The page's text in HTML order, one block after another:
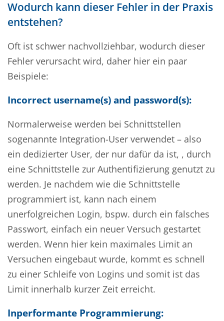
Wodurch kann dieser Fehler in der Praxis
entstehen?
Oft ist schwer nachvollziehbar, wodurch dieser
Fehler verursacht wird, daher hier ein paar
Beispiele:
Incorrect username(s) and password(s):
Normalerweise werden bei Schnittstellen
sogenannte Integration-User verwendet – also
ein dedizierter User, der nur dafür da ist, , durch
eine Schnittstelle zur Authentifizierung genutzt zu
werden. Je nachdem wie die Schnittstelle
programmiert ist, kann nach einem
unerfolgreichen Login, bspw. durch ein falsches
Passwort, einfach ein neuer Versuch gestartet
werden. Wenn hier kein maximales Limit an
Versuchen eingebaut wurde, kommt es schnell
zu einer Schleife von Logins und somit ist das
Limit innerhalb kurzer Zeit erreicht.
Inperformante Programmierung: